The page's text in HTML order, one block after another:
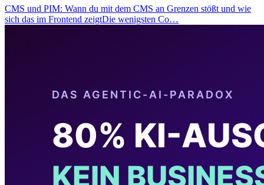
CMS und PIM: Wann du mit dem CMS an Grenzen stößt und wie
sich das im Frontend zeigtDie wenigsten Co…